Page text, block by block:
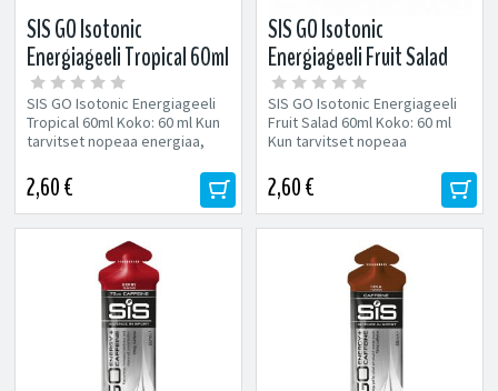
SIS GO Isotonic
Energiageeli Tropical 60ml
SIS GO Isotonic Energiageeli
Tropical 60ml Koko: 60 ml Kun
tarvitset nopeaa energiaa,
2,60 €
SIS GO Isotonic
Energiageeli Fruit Salad
60ml
SIS GO Isotonic Energiageeli
Fruit Salad 60ml Koko: 60 ml
Kun tarvitset nopeaa
GO Energy...
2,60 €